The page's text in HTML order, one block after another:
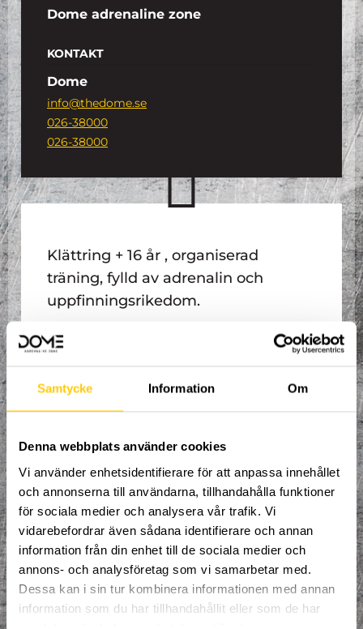
Samtycke Information Om
Denna webbplats använder cookies
Vi använder enhetsidentifierare för att anpassa innehållet
och annonserna till användarna, tillhandahålla funktioner
för sociala medier och analysera vår trafik. Vi
vidarebefordrar även sådana identifierare och annan
information från din enhet till de sociala medier och
annons- och analysföretag som vi samarbetar med.
Dessa kan i sin tur kombinera informationen med annan
information som du har tillhandahållit eller som de har
Dome adrenaline zone
KONTAKT
Dome
info@thedome.se
026-38000
026-38000
Klättring + 16 år , organiserad
träning, fylld av adrenalin och
uppfinningsrikedom.
Klättringskursen vänder sig till dig som
vill kunna utvecklas inom teknik,
utrustning, klättringsleder.
Vi utbildar både i bouldring och
repklättring. Dessutom får du träffa andra
deltagare som älskar att klättra!
Våra erfarna instruktörer hjälper dig att